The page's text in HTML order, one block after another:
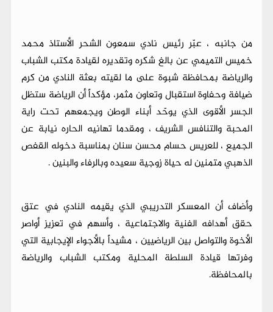
من جانبه ، عبّر رئيس نادي سمعون الشحر الأستاذ محمد
خميس التميمي عن بالغ شكره وتقديره لقيادة مكتب الشباب
والرياضة بمحافظة شبوة على ما لقيته بعثة النادي من كرم
ضيافة وحفاوة استقبال وتعاون مثمر، مؤكداً أن الرياضة ستظل
الجسر الأقوى الذي يوحّد أبناء الوطن ويجمعهم تحت راية
المحبة والتنافس الشريف ، ومقدما تهانيه الحاره نيابة عن
الجميع ، للعريس حسام محسن سنان بمناسبة دخوله القفص
الذهبي متمنين له حياة زوجية سعيده وبالرفاء والبنين .
وأضاف أن المعسكر التدريبي الذي يقيمه النادي في عتق
حقق أهدافه الفنية والاجتماعية ، وأسهم في تعزيز أواصر
الأخوة والتواصل بين الرياضيين ، مشيداً بالأجواء الإيجابية التي
وفرتها قيادة السلطة المحلية ومكتب الشباب والرياضة
بالمحافظة.